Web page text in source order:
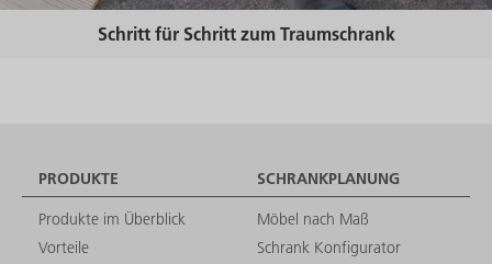
Schritt für Schritt zum Traumschrank
PRODUKTE
Produkte im Überblick
Vorteile
SCHRANKPLANUNG
Möbel nach Maß
Schrank Konfigurator